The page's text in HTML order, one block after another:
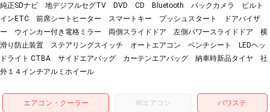
純正SDナビ 地デジフルセグTV DVD CD Bluetooth バックカメラ ビルト
インETC 前席シートヒーター スマートキー プッシュスタート ドアバイザ
ー ウインカー付き電格ミラー 両側スライドドア 左側パワースライドドア 横
滑り防止装置 ステアリングスイッチ オートエアコン ベンチシート LEDヘッ
ドライト CTBA サイドエアバッグ カーテンエアバッグ 納車時新品タイヤ 社
外１４インチアルミホイール
エアコン・クーラー Wエアコン パワステ